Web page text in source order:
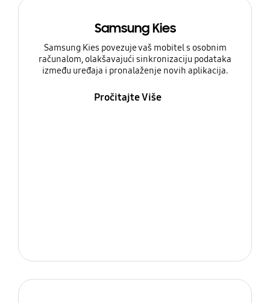
Samsung Kies
Samsung Kies povezuje vaš mobitel s osobnim
računalom, olakšavajući sinkronizaciju podataka
između uređaja i pronalaženje novih aplikacija.
Pročitajte Više